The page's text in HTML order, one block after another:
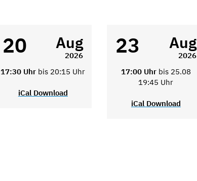
20 Aug
2026
17:30 Uhr bis 20:15 Uhr
iCal Download
23 Aug
2026
17:00 Uhr bis 25.08
19:45 Uhr
iCal Download